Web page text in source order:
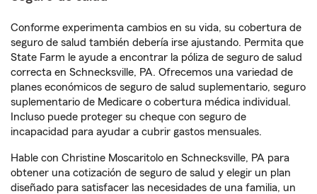
Conforme experimenta cambios en su vida, su cobertura de
seguro de salud también debería irse ajustando. Permita que
State Farm le ayude a encontrar la póliza de seguro de salud
correcta en Schnecksville, PA. Ofrecemos una variedad de
planes económicos de seguro de salud suplementario, seguro
suplementario de Medicare o cobertura médica individual.
Incluso puede proteger su cheque con seguro de
incapacidad para ayudar a cubrir gastos mensuales.
Hable con Christine Moscaritolo en Schnecksville, PA para
obtener una cotización de seguro de salud y elegir un plan
diseñado para satisfacer las necesidades de una familia, un